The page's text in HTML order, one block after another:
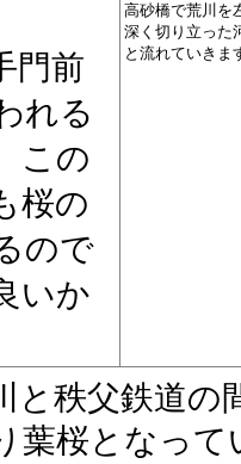
門前
れる
この
桜の
ので
いか
高砂橋で荒川を
深く切り立った
と流れていきま
と秩父鉄道の
葉桜となっ